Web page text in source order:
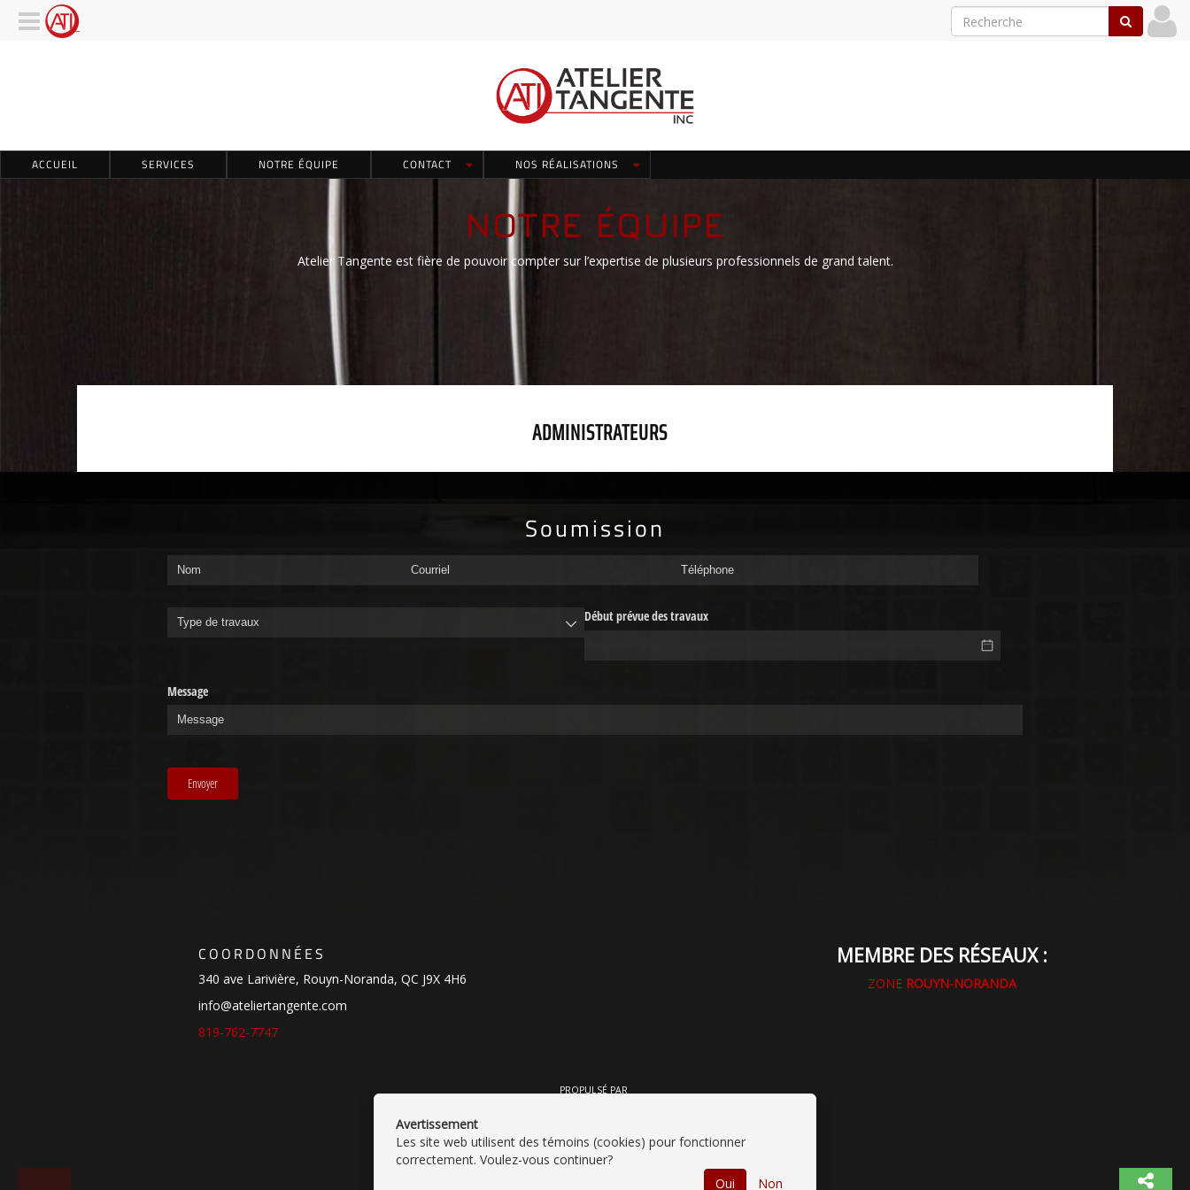
ACCUEIL SERVICES NOTRE ÉQUIPE CONTACT NOS RÉALISATIONS
NOTRE ÉQUIPE
Atelier Tangente est fière de pouvoir compter sur l’expertise de plusieurs professionnels de grand talent.
ADMINISTRATEURS
Soumission
COORDONNÉES
340 ave Larivière, Rouyn-Noranda, QC J9X 4H6
info@ateliertangente.com
819-762-7747
MEMBRE DES RÉSEAUX :
ZONE ROUYN-NORANDA
PROPULSÉ PAR
Avertissement
Les site web utilisent des témoins (cookies) pour fonctionner
correctement. Voulez-vous continuer?
Oui
Non